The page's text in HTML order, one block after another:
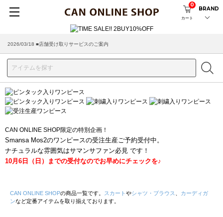
カート
0
BRAND
2026/03/18 ■店舗受け取りサービスのご案内
CAN ONLINE SHOP限定の特別企画！
Smansa Mos2のワンピースの受注生産ご予約受付中。
ナチュラルな雰囲気はサマンサファン必見 です！
10月6日（日）までの受付なのでお早めにチェックを♪
CAN ONLINE SHOPの商品一覧です。 スカート やシャツ・ブラウス
カーディガ
ンなど定番アイテムを取り揃えております。